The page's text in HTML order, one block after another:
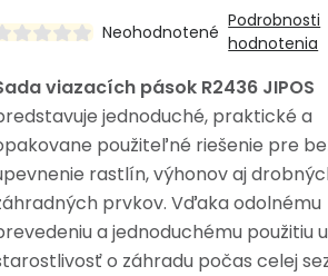
Neohodnotené
Podrobnosti
hodnotenia
viazacích pások R2436 JIPOS
jednoduché, praktické a
použiteľné riešenie pre
rastlín, výhonov aj
prvkov. Vďaka odolnému
a jednoduchému použitiu
o záhradu počas celej